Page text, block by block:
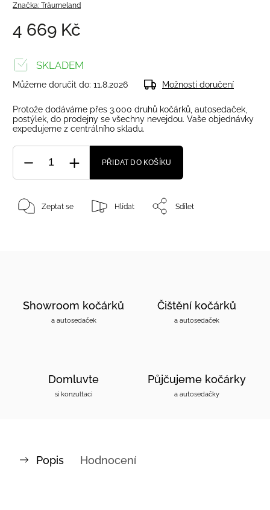
Značka: Träumeland
4 669 Kč
SKLADEM
Můžeme doručit do: 11.8.2026 Možnosti doručení
Protože dodáváme přes 3.000 druhů kočárků, autosedaček,
postýlek, do prodejny se všechny nevejdou. Vaše objednávky
expedujeme z centrálního skladu.
PŘIDAT DO KOŠÍKU
Zeptat se Hlídat Sdílet
Showroom kočárků
a autosedaček
Čištění kočárků
a autosedaček
Domluvte
si konzultaci
Půjčujeme kočárky
a autosedačky
Popis Hodnocení